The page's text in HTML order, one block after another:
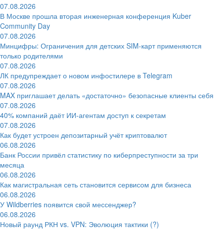
07.08.2026
В Москве прошла вторая инженерная конференция Kuber
Community Day
07.08.2026
Минцифры: Ограничения для детских SIM-карт применяются
только родителями
07.08.2026
ЛК предупреждает о новом инфостилере в Telegram
07.08.2026
MAX приглашает делать «достаточно» безопасные клиенты себя
07.08.2026
40% компаний даёт ИИ‑агентам доступ к секретам
07.08.2026
Как будет устроен депозитарный учёт криптовалют
06.08.2026
Банк России привёл статистику по киберпреступности за три
месяца
06.08.2026
Как магистральная сеть становится сервисом для бизнеса
06.08.2026
У Wildberries появится свой мессенджер?
06.08.2026
Новый раунд РКН vs. VPN: Эволюция тактики (?)